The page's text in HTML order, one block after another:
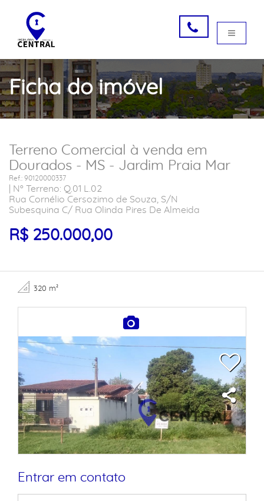
Ficha do imóvel
Terreno Comercial à venda em
Dourados - MS - Jardim Praia Mar
Ref.: 90120000337
| Nº Terreno: Q.01 L.02
Rua Cornélio Cersozimo de Souza, S/N
Subesquina C/ Rua Olinda Pires De Almeida
R$ 250.000,00
320 m²
Entrar em contato